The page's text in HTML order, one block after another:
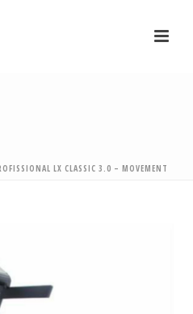
LX CLASSIC 3.0 – MOVEMENT